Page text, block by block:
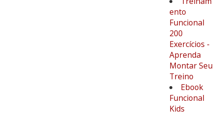
ento
Funcional
200
Exercícios -
Aprenda
Montar Seu
Treino
Ebook
Funcional
Kids